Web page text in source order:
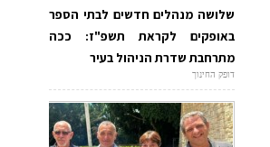
שלושה מנהלים חדשים לבתי הספר
באופקים לקראת תשפ"ז: ככה
מתרחבת שדרת הניהול בעיר
דופק החינוך